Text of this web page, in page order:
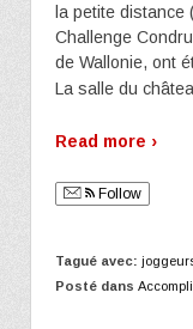
la petite
Challenge
de Wallonie, ont
La salle du
Read more ›
Follow
Tagué avec:
Posté dans